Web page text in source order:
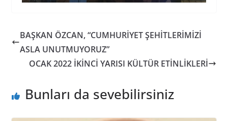
BAŞKAN ÖZCAN, “CUMHURİYET ŞEHİTLERİMİZİ
ASLA UNUTMUYORUZ”
OCAK 2022 İKİNCİ YARISI KÜLTÜR ETİNLİKLERİ
Bunları da sevebilirsiniz